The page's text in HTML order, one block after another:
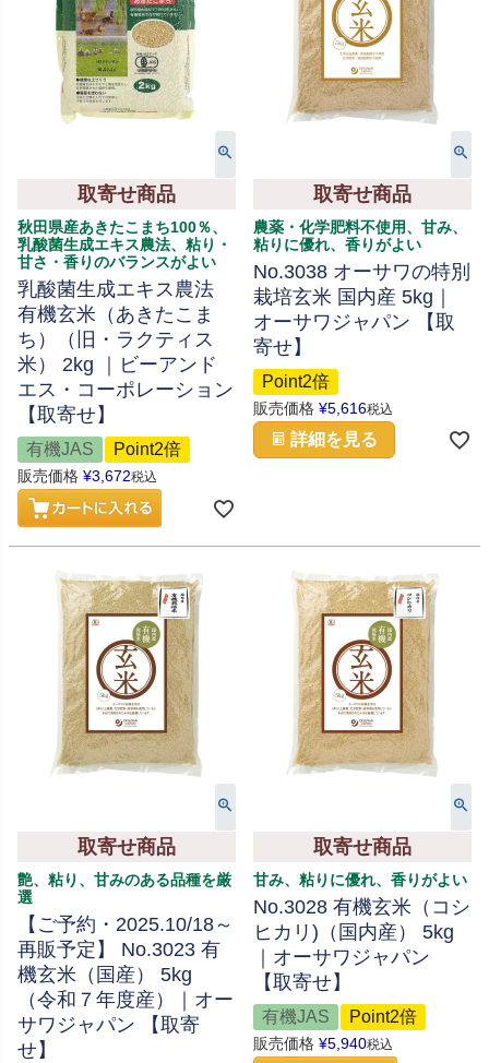
取寄せ商品
秋田県産あきたこまち100％、
乳酸菌生成エキス農法、粘り・
甘さ・香りのバランスがよい
乳酸菌生成エキス農法
有機玄米（あきたこま
ち）（旧・ラクティス
米） 2kg ｜ビーアンド
エス・コーポレーション
【取寄せ】
有機JAS Point2倍
販売価格 ¥3,672税込
取寄せ商品
農薬・化学肥料不使用、甘み、
粘りに優れ、香りがよい
No.3038 オーサワの特別
栽培玄米 国内産 5kg｜
オーサワジャパン 【取
寄せ】
Point2倍
販売価格 ¥5,616税込
詳細を見る
取寄せ商品
艶、粘り、甘みのある品種を厳
選
【ご予約・2025.10/18～
再販予定】 No.3023 有
機玄米（国産） 5kg
（令和７年度産）｜オー
サワジャパン 【取寄
せ】
取寄せ商品
甘み、粘りに優れ、香りがよい
No.3028 有機玄米（コシ
ヒカリ)（国内産） 5kg
｜オーサワジャパン
【取寄せ】
有機JAS Point2倍
販売価格 ¥5,940税込